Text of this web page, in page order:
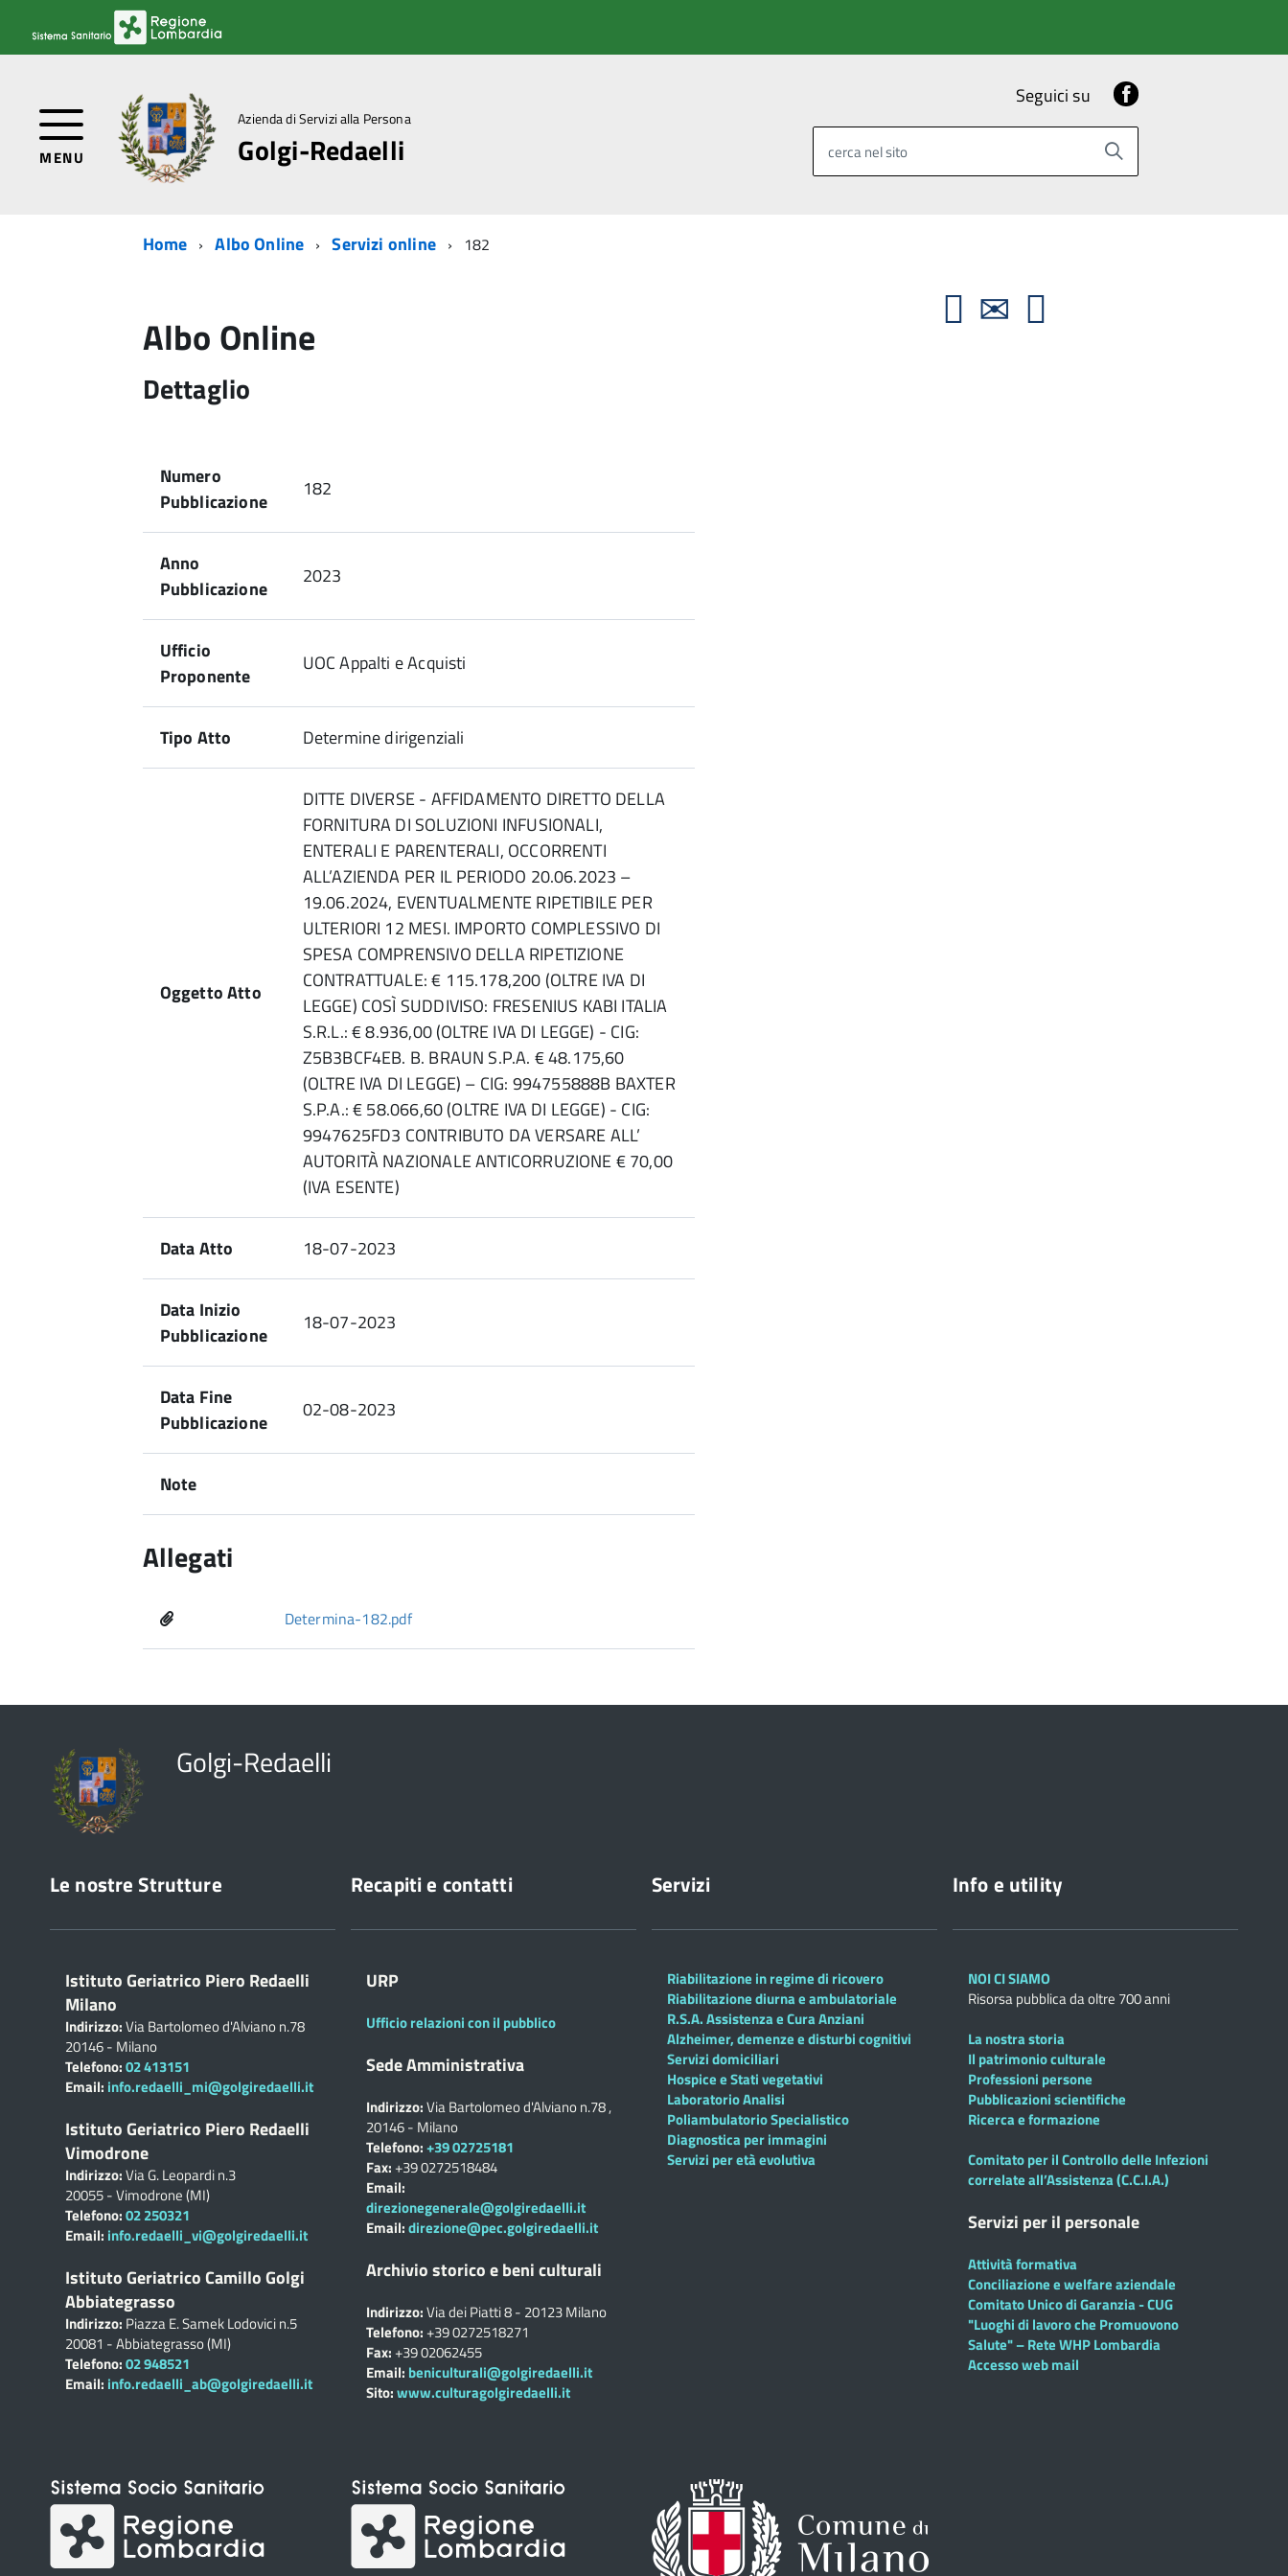
MENU
Azienda di Servizi alla Persona
Golgi-Redaelli
Seguici su
cerca nel sito
Home Albo Online Servizi online 182
Albo Online
Dettaglio
Numero
Pubblicazione
182
Anno
Pubblicazione
2023
Ufficio
Proponente
UOC Appalti e Acquisti
Tipo Atto Determine dirigenziali
Oggetto Atto
DITTE DIVERSE - AFFIDAMENTO DIRETTO DELLA
FORNITURA DI SOLUZIONI INFUSIONALI,
ENTERALI E PARENTERALI, OCCORRENTI
ALL’AZIENDA PER IL PERIODO 20.06.2023 –
19.06.2024, EVENTUALMENTE RIPETIBILE PER
ULTERIORI 12 MESI. IMPORTO COMPLESSIVO DI
SPESA COMPRENSIVO DELLA RIPETIZIONE
CONTRATTUALE: € 115.178,200 (OLTRE IVA DI
LEGGE) COSÌ SUDDIVISO: FRESENIUS KABI ITALIA
S.R.L.: € 8.936,00 (OLTRE IVA DI LEGGE) - CIG:
Z5B3BCF4EB. B. BRAUN S.P.A. € 48.175,60
(OLTRE IVA DI LEGGE) – CIG: 994755888B BAXTER
S.P.A.: € 58.066,60 (OLTRE IVA DI LEGGE) - CIG:
9947625FD3 CONTRIBUTO DA VERSARE ALL’
AUTORITÀ NAZIONALE ANTICORRUZIONE € 70,00
(IVA ESENTE)
Data Atto 18-07-2023
Data Inizio
Pubblicazione
18-07-2023
Data Fine
Pubblicazione
02-08-2023
Note
Allegati
Determina-182.pdf
Golgi-Redaelli
Le nostre Strutture
Istituto Geriatrico Piero Redaelli
Milano
Indirizzo:Via Bartolomeo d'Alviano n.78
20146 - Milano
Telefono:02 413151
Email: info.redaelli_mi@golgiredaelli.it
Istituto Geriatrico Piero Redaelli
Vimodrone
Indirizzo:Via G. Leopardi n.3
20055 - Vimodrone (MI)
Telefono:02 250321
Email: info.redaelli_vi@golgiredaelli.it
Istituto Geriatrico Camillo Golgi
Abbiategrasso
Indirizzo: Piazza E. Samek Lodovici n.5
20081 - Abbiategrasso (MI)
Telefono:02 948521
Email: info.redaelli_ab@golgiredaelli.it
Recapiti e contatti
URP
Ufficio relazioni con il pubblico
Sede Amministrativa
Indirizzo:Via Bartolomeo d'Alviano n.78 ,
20146 - Milano
Telefono:+39 02725181
Fax:+39 0272518484
Email:
direzionegenerale@golgiredaelli.it
Email:direzione@pec.golgiredaelli.it
Archivio storico e beni culturali
Indirizzo:Via dei Piatti 8 - 20123 Milano
Telefono:+39 0272518271
Fax:+39 02062455
Email: beniculturali@golgiredaelli.it
Sito:www.culturagolgiredaelli.it
Servizi
Riabilitazione in regime di ricovero
Riabilitazione diurna e ambulatoriale
R.S.A. Assistenza e Cura Anziani
Alzheimer, demenze e disturbi cognitivi
Servizi domiciliari
Hospice e Stati vegetativi
Laboratorio Analisi
Poliambulatorio Specialistico
Diagnostica per immagini
Servizi per età evolutiva
Info e utility
NOI CI SIAMO
Risorsa pubblica da oltre 700 anni
La nostra storia
Il patrimonio culturale
Professioni persone
Pubblicazioni scientifiche
Ricerca e formazione
Comitato per il Controllo delle Infezioni
correlate all’Assistenza (C.C.I.A.)
Servizi per il personale
Attività formativa
Conciliazione e welfare aziendale
Comitato Unico di Garanzia - CUG
"Luoghi di lavoro che Promuovono
Salute" – Rete WHP Lombardia
Accesso web mail